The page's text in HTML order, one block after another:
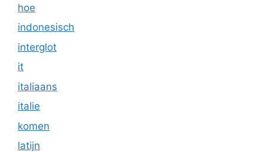
hoe
indonesisch
interglot
it
italiaans
italie
komen
latijn